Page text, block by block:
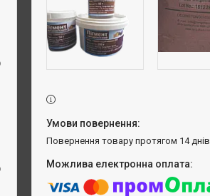
повернення товару протягом 14 днів